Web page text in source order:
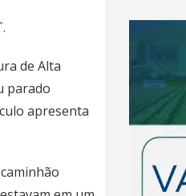
de Alta
parado
apresenta